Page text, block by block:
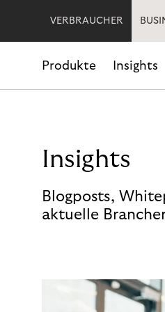
VERBRAUCHER
Produkte Insights
Insights
Blogposts,
aktuelle